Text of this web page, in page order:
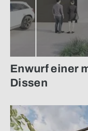
Enwurf einer
Dissen